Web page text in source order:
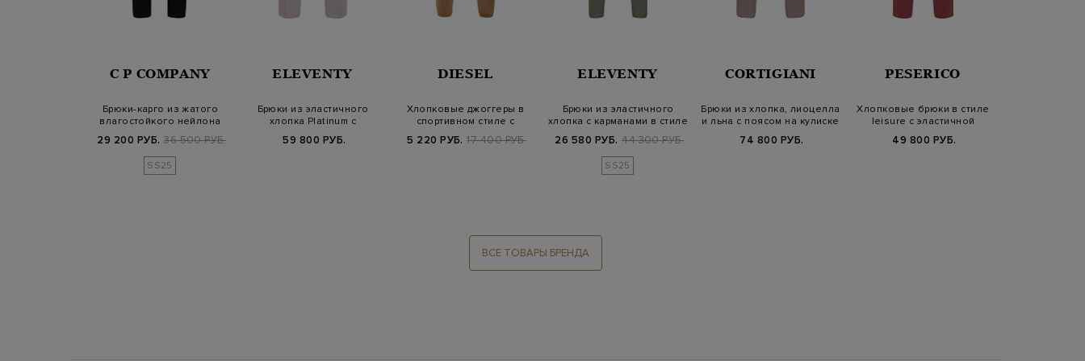
C P COMPANY
Брюки-карго из жатого
влагостойкого нейлона
29 200 РУБ. 36 500 РУБ.
SS25
ELEVENTY
Брюки из эластичного
хлопка Platinum с
59 800 РУБ.
DIESEL
Хлопковые джоггеры в
спортивном стиле с
5 220 РУБ. 17 400 РУБ.
ELEVENTY
Брюки из эластичного
хлопка с карманами в стиле
26 580 РУБ. 44 300 РУБ.
SS25
CORTIGIANI
Брюки из хлопка, лиоцелла
и льна с поясом на кулиске
74 800 РУБ.
PESERICO
Хлопковые брюки в стиле
leisure с эластичной
49 800 РУБ.
ВСЕ ТОВАРЫ БРЕНДА